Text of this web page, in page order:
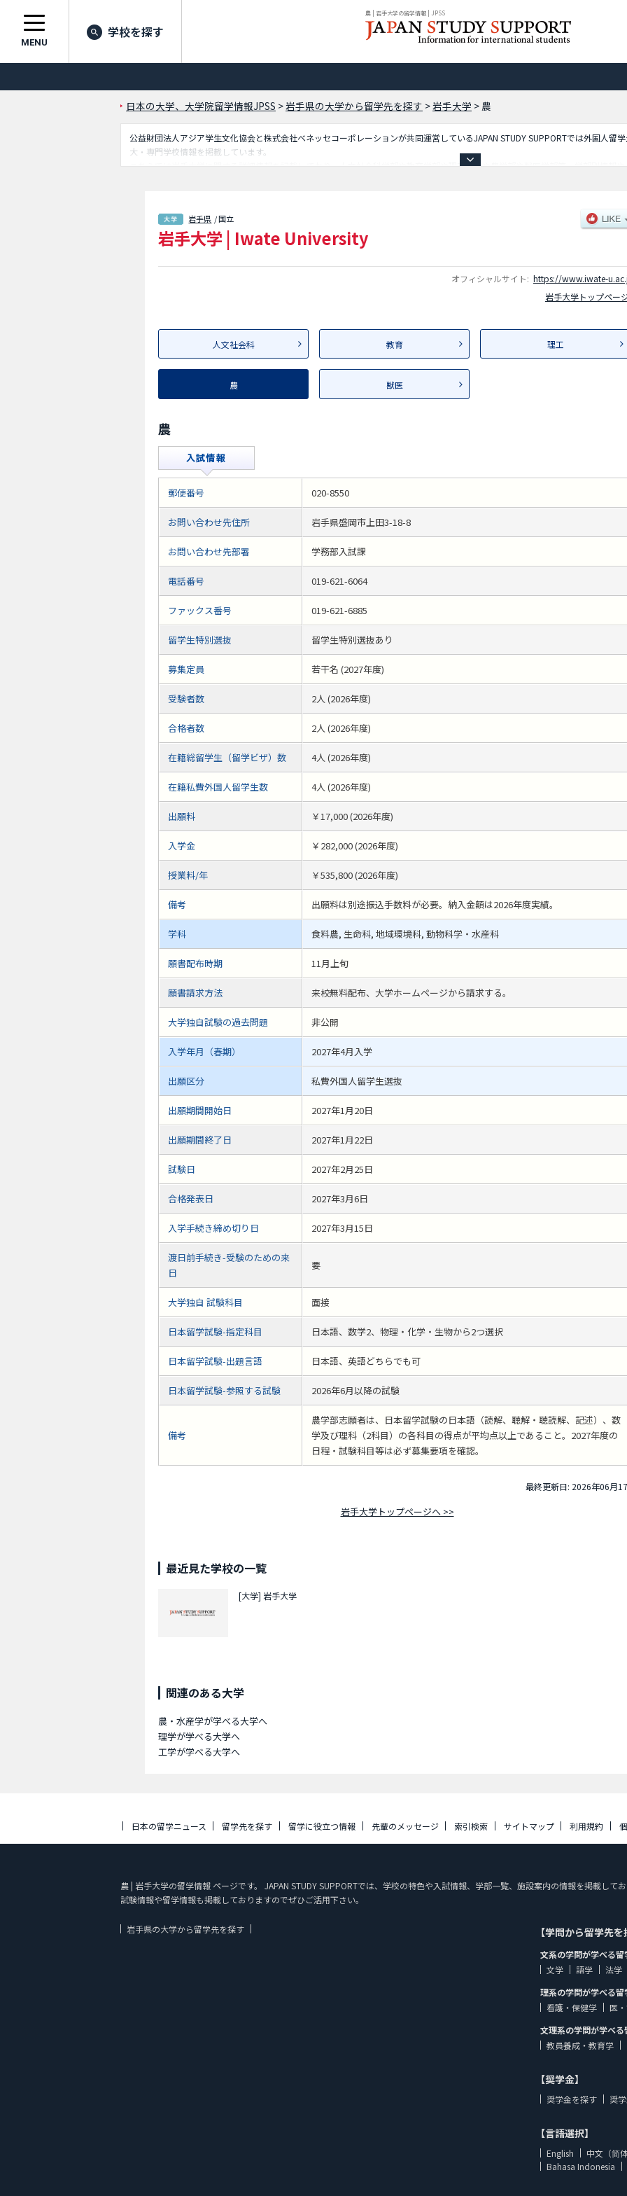
農 | 岩手大学の留学情報 | JPSS
MENU
学校を探す
日本の大学、大学院留学情報JPSS >岩手県の大学から留学先を探す >岩手大学 > 農
公益財団法人アジア学生文化協会と株式会社ベネッセコーポレーションが共同運営しているJAPAN STUDY SUPPORTでは外国人留
大・専門学校情報を掲載しています。
こちらでは岩手大学に関する詳細情報を記載しており、人文社会科学部や教育学部や理工学部や農学部や獣医学部等、学部別情報
岩手県 / 国立
岩手大学 | Iwate University
オフィシャルサイト: https://www.iwate-
岩手大学トップペー
人文社会科 教育 理工
農 獣医
農
郵便番号 020-8550
お問い合わせ先住所 岩手県盛岡市上田3-18-8
お問い合わせ先部署 学務部入試課
電話番号 019-621-6064
ファックス番号 019-621-6885
留学生特別選抜 留学生特別選抜あり
募集定員 若干名 (2027年度)
受験者数 2人 (2026年度)
合格者数 2人 (2026年度)
在籍総留学生（留学ビザ）数 4人 (2026年度)
在籍私費外国人留学生数 4人 (2026年度)
出願料 ￥17,000 (2026年度)
入学金 ￥282,000 (2026年度)
授業料/年 ￥535,800 (2026年度)
備考 出願料は別途振込手数料が必要。納入金額は2026年度実績。
学科 食料農, 生命科, 地域環境科, 動物科学・水産科
願書配布時期 11月上旬
願書請求方法 来校無料配布、大学ホームページから請求する。
大学独自試験の過去問題 非公開
入学年月（春期） 2027年4月入学
出願区分 私費外国人留学生選抜
出願期間開始日 2027年1月20日
出願期間終了日 2027年1月22日
試験日 2027年2月25日
合格発表日 2027年3月6日
入学手続き締め切り日 2027年3月15日
渡日前手続き-受験のための来
日
要
大学独自 試験科目 面接
日本留学試験-指定科目 日本語、数学2、物理・化学・生物から2つ選択
日本留学試験-出題言語 日本語、英語どちらでも可
日本留学試験-参照する試験 2026年6月以降の試験
備考
農学部志願者は、日本留学試験の日本語（読解、聴解・聴読解、記述）、数
学及び理科（2科目）の各科目の得点が平均点以上であること。2027年度の
日程・試験科目等は必ず募集要項を確認。
最終更新日: 2026年06月
岩手大学トップページへ >>
最近見た学校の一覧
[大学] 岩手大学
関連のある大学
農・水産学が学べる大学へ
理学が学べる大学へ
工学が学べる大学へ
日本の留学ニュース 留学先を探す 留学に役立つ情報 先輩のメッセージ 索引検索 サイトマップ 利用規約
農 | 岩手大学の留学情報 ページです。 JAPAN STUDY SUPPORTでは、学校の特色や入試情報、学部一覧、施設案内の情報を掲載して
試験情報や留学情報も掲載しておりますのでぜひご活用下さい。
岩手県の大学から留学先を探す 【学問から留学先
文系の学問が学べる留
文学
語学
法学
理系の学問が学べる留
看護・保健学
医
文理系の学問が学べ
教員養成・教育学
【奨学金】
奨学金を探す 奨
【言語選択】
English
中文（简
Bahasa Indonesia